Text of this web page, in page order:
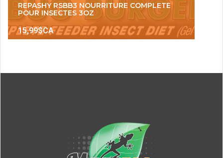
REPASHY RSBB3 NOURRITURE COMPLETE
POUR INSECTES 3OZ
15,99$CA